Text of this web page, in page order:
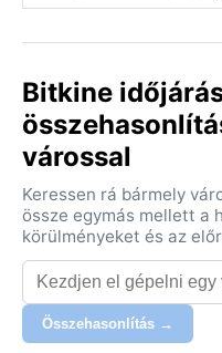
Bitkine
várossal
Keressen rá bármely
össze egymás mellett a
körülményeket és az
Összehasonlítás →